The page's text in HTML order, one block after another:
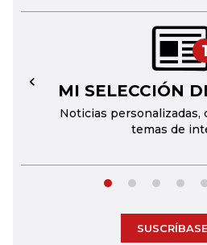
1
MI SELECCIÓN
Noticias personalizadas,
temas de
←